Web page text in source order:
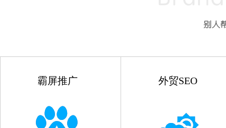
霸屏推广 外贸SEO